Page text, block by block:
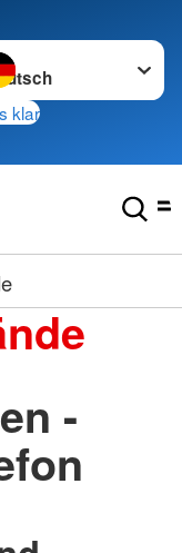
wechseln zu
klar
-